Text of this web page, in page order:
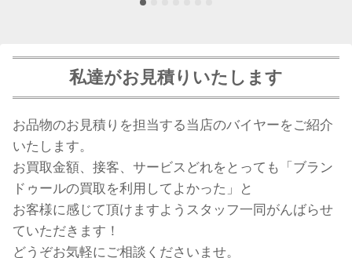
私達がお見積りいたします
お品物のお見積りを担当する当店のバイヤーをご紹介
いたします。
お買取金額、接客、サービスどれをとっても「ブラン
ドゥールの買取を利用してよかった」と
お客様に感じて頂けますようスタッフ一同がんばらせ
ていただきます！
どうぞお気軽にご相談くださいませ。